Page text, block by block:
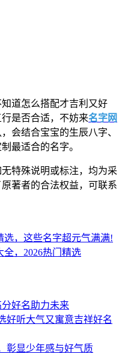
道怎么搭配才吉利又好
是否合适，不妨来名字网
会结合宝宝的生辰八字、
最适合的名字。
特殊说明或标注，均为采
著者的合法权益，可联系
选，这些名字超元气满满!
，2026热门精选
好名助力未来
好听大气又寓意吉祥好名
彰显少年感与好气质